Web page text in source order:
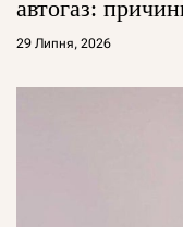
автогаз:
29 Липня, 2026